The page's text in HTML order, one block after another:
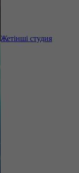
Жетінші студия